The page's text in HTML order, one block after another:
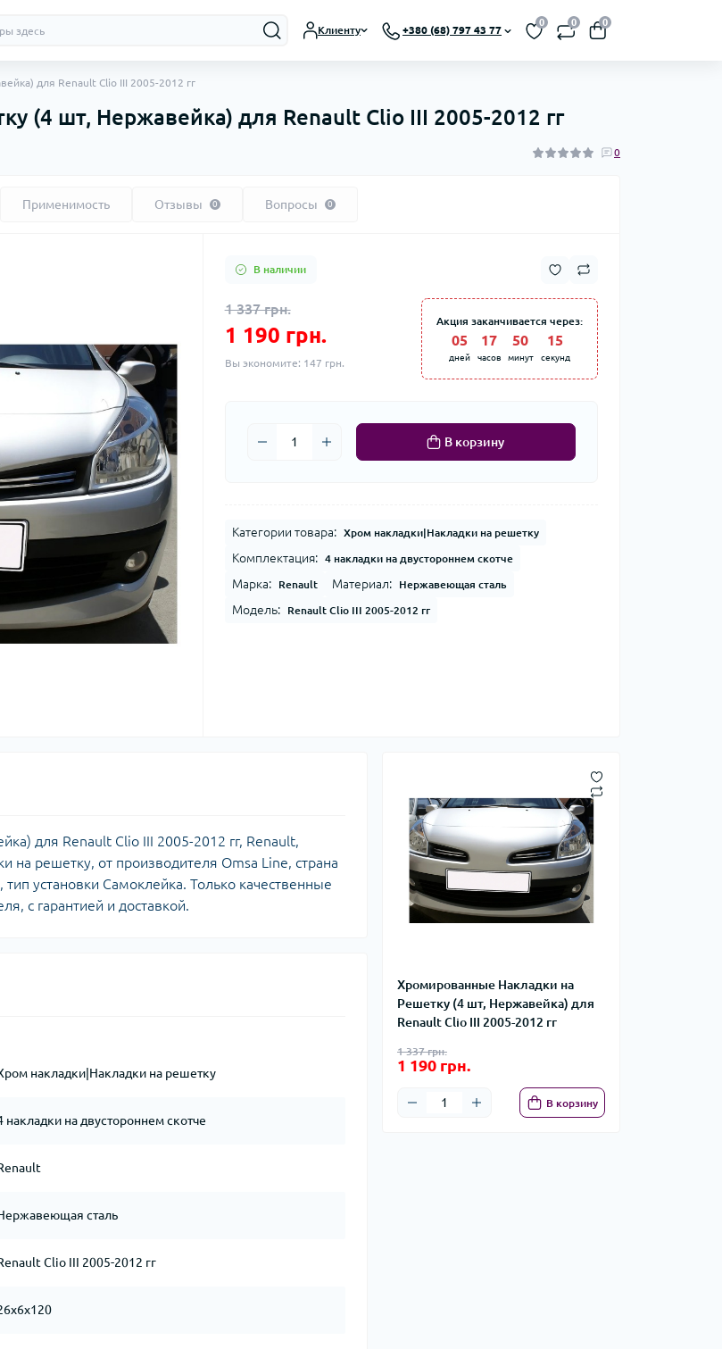
Клиенту +380 (68) 797 43 77
0 0 0
для Renault Clio III 2005-2012 гг
(4 шт, Нержавейка) для Renault Clio III 2005-2012 гг
0
Применимость Отзывы 0 Вопросы 0
В наличии
1 337 грн.
1 190 грн.
Вы экономите: 147 грн.
Акция заканчивается через:
05
дней
17
часов
50
минут
14
секунд
В корзину
Категории товара: Хром накладки|Накладки на решетку
Комплектация: 4 накладки на двустороннем скотче
Марка: Renault Материал: Нержавеющая сталь
Модель: Renault Clio III 2005-2012 гг
Хромированные Накладки на
Решетку (4 шт, Нержавейка) для
Renault Clio III 2005-2012 гг
1 337 грн.
1 190 грн.
В корзину
для Renault Clio III 2005-2012 гг, Renault,
на решетку, от производителя Omsa Line, страна
установки Самоклейка. Только качественные
с гарантией и доставкой.
накладки|Накладки на решетку
накладки на двустороннем скотче
сталь
Clio III 2005-2012 гг